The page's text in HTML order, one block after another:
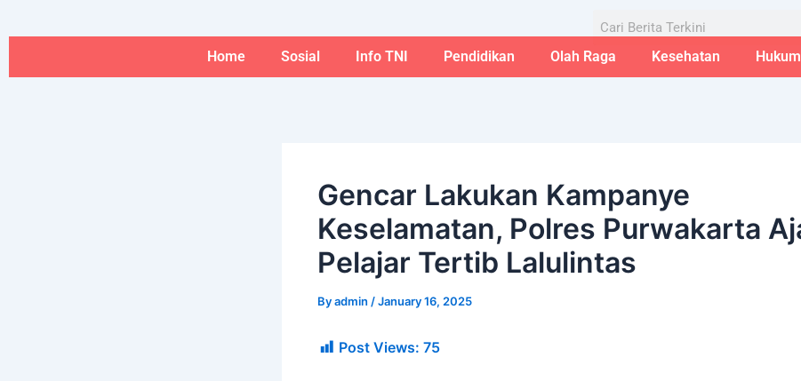
to
Home Sosial Info TNI Pendidikan Olah Raga Kesehatan Hukum
Gencar Lakukan Kampanye
Keselamatan, Polres Purwakarta
Pelajar Tertib Lalulintas
Byadmin /January 16, 2025
Post Views: 75